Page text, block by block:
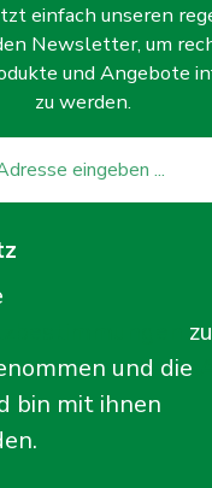
einfach unseren
Newsletter, um
und Angebote
zu werden.
und die
bin mit ihnen